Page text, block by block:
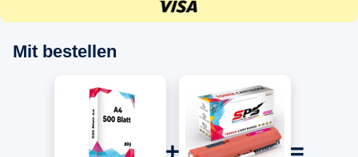
Mit bestellen